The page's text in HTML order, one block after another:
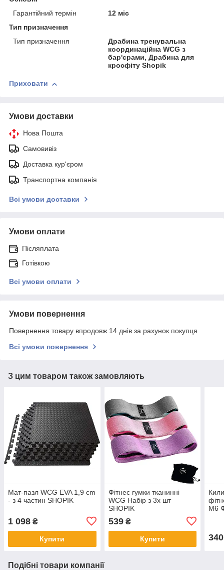
Гарантійний термін
12 міс
Тип призначення
Тип призначення
Драбина тренувальна
координаційна WCG з
бар'єрами, Драбина для
кросфіту Shopik
Приховати
Умови доставки
Нова Пошта
Самовивіз
Доставка кур'єром
Транспортна компанія
Всі умови доставки
Умови оплати
Післяплата
Готівкою
Всі умови оплати
Умови повернення
Повернення товару впродовж 14 днів за рахунок покупця
Всі умови повернення
З цим товаром також замовляють
Мат-пазл WCG EVA 1,9 cm
- з 4 частин SHOPIK
1 098 ₴
Купити
Фітнес гумки тканинні
WCG Набір з 3х шт
SHOPIK
539₴
Купити
M6
340
Подібні товари компанії